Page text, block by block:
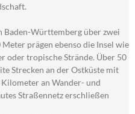
Baden-Württemberg über zwei
prägen ebenso die Insel wie
oder tropische Strände. Über 50
Strecken an der Ostküste mit
an Wander- und
Straßennetz erschließen